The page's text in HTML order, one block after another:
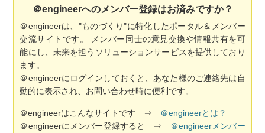
＠engineerへのメンバー登録はお済みですか？
＠engineerは、"ものづくり"に特化したポータル＆メンバー
交流サイトです。 メンバー同士の意見交換や情報共有を可
能にし、未来を担うソリューションサービスを提供しており
ます。
＠engineerにログインしておくと、あなた様のご連絡先は自
動的に表示され、お問い合わせ時に便利です。
＠engineerはこんなサイトです ⇒ ＠engineerとは？
＠engineerにメンバー登録すると ⇒
＠engineerメンバー